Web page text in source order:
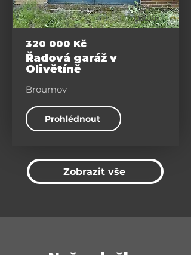
Ostatní
320 000 Kč
Řadová garáž v
Olivětíně
Broumov
Prohlédnout
Zobrazit vše